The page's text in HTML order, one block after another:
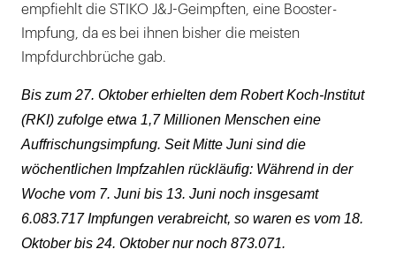
empfiehlt die STIKO J&J-Geimpften, eine Booster-
Impfung, da es bei ihnen bisher die meisten
Impfdurchbrüche gab.
Bis zum 27. Oktober erhielten dem Robert Koch-Institut
(RKI) zufolge etwa 1,7 Millionen Menschen eine
Auffrischungsimpfung. Seit Mitte Juni sind die
wöchentlichen Impfzahlen rückläufig: Während in der
Woche vom 7. Juni bis 13. Juni noch insgesamt
6.083.717 Impfungen verabreicht, so waren es vom 18.
Oktober bis 24. Oktober nur noch 873.071.